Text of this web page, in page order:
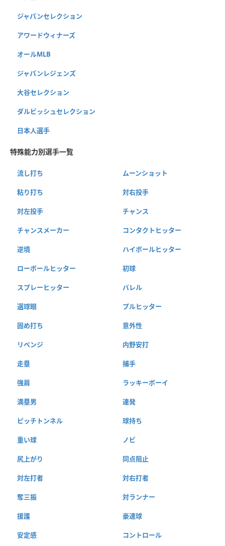
ジャパンセレクション
アワードウィナーズ
オールMLB
ジャパンレジェンズ
大谷セレクション
ダルビッシュセレクション
日本人選手
特殊能力別選手一覧
流し打ち ムーンショット
粘り打ち 対右投手
対左投手 チャンス
チャンスメーカー コンタクトヒッター
逆境 ハイボールヒッター
ローボールヒッター 初球
スプレーヒッター バレル
選球眼 プルヒッター
固め打ち 意外性
リベンジ 内野安打
走塁 捕手
強肩 ラッキーボーイ
満塁男 連発
ピッチトンネル 球持ち
重い球 ノビ
尻上がり 同点阻止
対左打者 対右打者
奪三振 対ランナー
援護 豪速球
安定感 コントロール